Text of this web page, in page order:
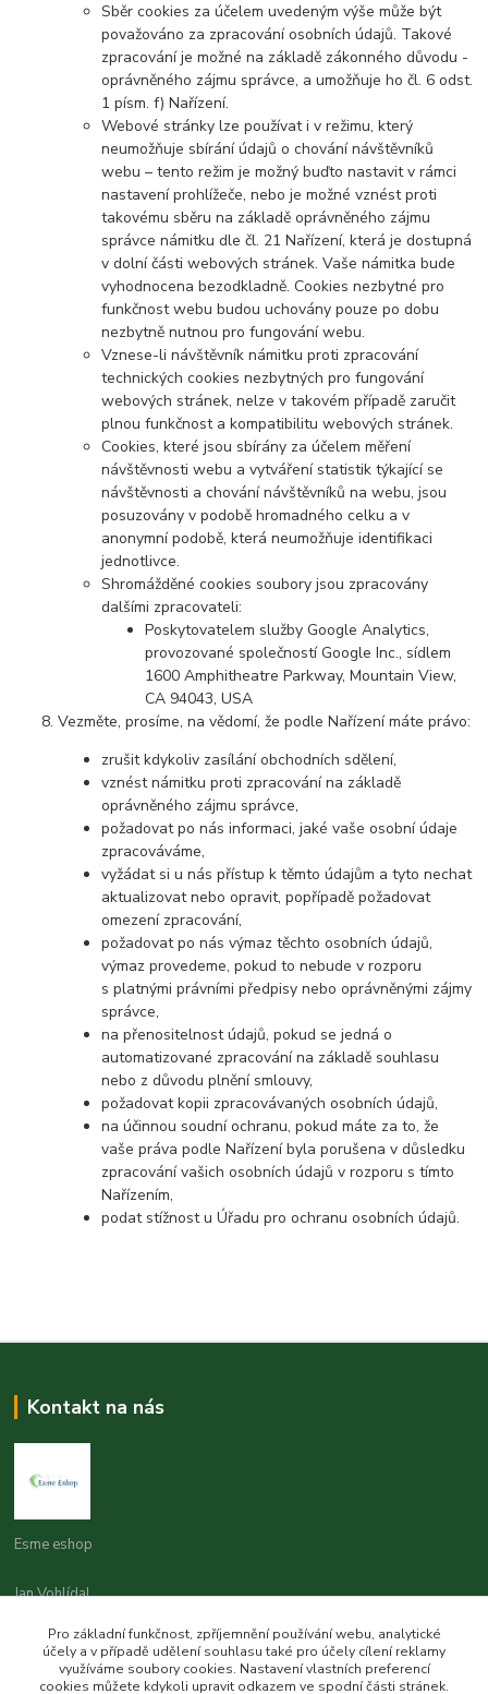
Sběr cookies za účelem uvedeným výše může být
považováno za zpracování osobních údajů. Takové
zpracování je možné na základě zákonného důvodu -
oprávněného zájmu správce, a umožňuje ho čl. 6 odst.
1 písm. f) Nařízení.
Webové stránky lze používat i v režimu, který
neumožňuje sbírání údajů o chování návštěvníků
webu – tento režim je možný buďto nastavit v rámci
nastavení prohlížeče, nebo je možné vznést proti
takovému sběru na základě oprávněného zájmu
správce námitku dle čl. 21 Nařízení, která je dostupná
v dolní části webových stránek. Vaše námitka bude
vyhodnocena bezodkladně. Cookies nezbytné pro
funkčnost webu budou uchovány pouze po dobu
nezbytně nutnou pro fungování webu.
Vznese-li návštěvník námitku proti zpracování
technických cookies nezbytných pro fungování
webových stránek, nelze v takovém případě zaručit
plnou funkčnost a kompatibilitu webových stránek.
Cookies, které jsou sbírány za účelem měření
návštěvnosti webu a vytváření statistik týkající se
návštěvnosti a chování návštěvníků na webu, jsou
posuzovány v podobě hromadného celku a v
anonymní podobě, která neumožňuje identifikaci
jednotlivce.
Shromážděné cookies soubory jsou zpracovány
dalšími zpracovateli:
Poskytovatelem služby Google Analytics,
provozované společností Google Inc., sídlem
1600 Amphitheatre Parkway, Mountain View,
CA 94043, USA
Vezměte, prosíme, na vědomí, že podle Nařízení máte právo:
zrušit kdykoliv zasílání obchodních sdělení,
vznést námitku proti zpracování na základě
oprávněného zájmu správce,
požadovat po nás informaci, jaké vaše osobní údaje
zpracováváme,
vyžádat si u nás přístup k těmto údajům a tyto nechat
aktualizovat nebo opravit, popřípadě požadovat
omezení zpracování,
požadovat po nás výmaz těchto osobních údajů,
výmaz provedeme, pokud to nebude v rozporu
s platnými právními předpisy nebo oprávněnými zájmy
správce,
na přenositelnost údajů, pokud se jedná o
automatizované zpracování na základě souhlasu
nebo z důvodu plnění smlouvy,
požadovat kopii zpracovávaných osobních údajů,
na účinnou soudní ochranu, pokud máte za to, že
vaše práva podle Nařízení byla porušena v důsledku
zpracování vašich osobních údajů v rozporu s tímto
Nařízením,
podat stížnost u Úřadu pro ochranu osobních údajů.
Kontakt na nás
Esme eshop
Jan Vohlídal
8,00 - 20,00
objednavky@esme-eshop.cz
Pro základní funkčnost, zpříjemnění používání webu, analytické
účely a v případě udělení souhlasu také pro účely cílení reklamy
využíváme soubory cookies. Nastavení vlastních preferencí
cookies můžete kdykoli upravit odkazem ve spodní části stránek.